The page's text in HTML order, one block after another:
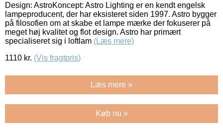
Design: AstroKoncept: Astro Lighting er en kendt engelsk
lampeproducent, der har eksisteret siden 1997. Astro bygger
på filosofien om at skabe et lampe mærke der fokuserer på
meget høj kvalitet og flot design. Astro har primært
specialiseret sig i loftlam (Læs mere)
1110 kr. (Vis fragtpris)
Læs mere »
Køb nu »